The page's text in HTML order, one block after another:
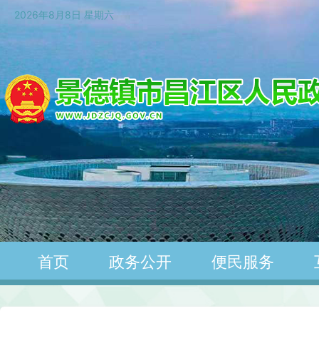
2026年8月8日 星期六
首页 政务公开 便民服务